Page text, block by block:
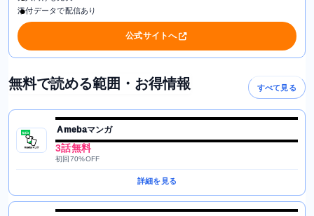
添付データで配信あり
公式サイトへ
無料で読める範囲・お得情報 すべて見る
Amebaマンガ
3話無料
初回70%OFF
詳細を見る